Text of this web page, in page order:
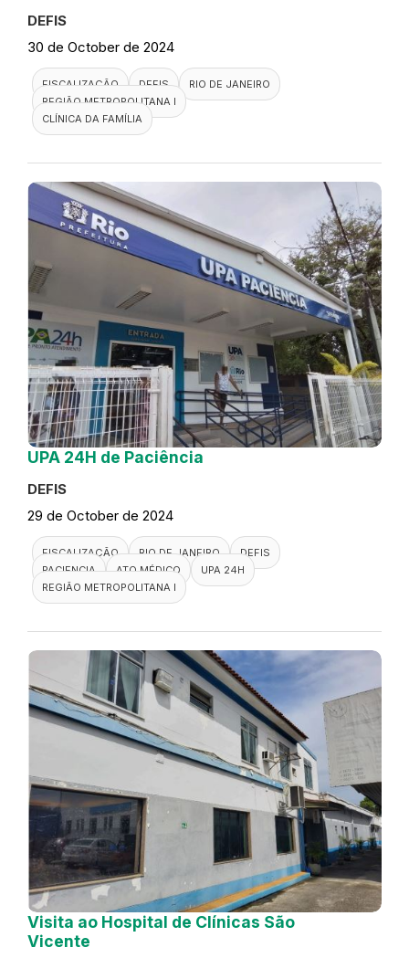
DEFIS
30 de October de 2024
FISCALIZAÇÃO DEFIS
RIO DE JANEIRO
REGIÃO METROPOLITANA I
CLÍNICA DA FAMÍLIA
UPA 24H de Paciência
DEFIS
29 de October de 2024
FISCALIZAÇÃO RIO DE JANEIRO
DEFIS
PACIENCIA
ATO MÉDICO
UPA 24H
REGIÃO METROPOLITANA I
Visita ao Hospital de Clínicas São
Vicente